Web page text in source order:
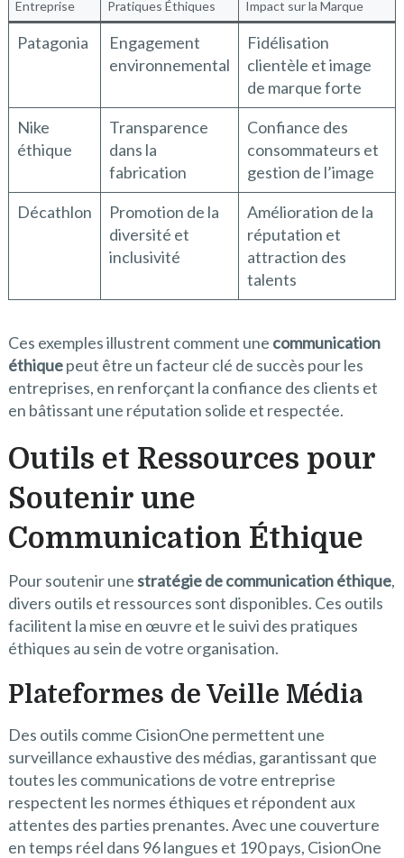
Entreprise Pratiques Éthiques Impact sur la Marque
Patagonia
Engagement
environnemental
Fidélisation
clientèle et image
de marque forte
Nike
éthique
Transparence
dans la
fabrication
Confiance des
consommateurs et
gestion de l’image
Décathlon
Promotion de la
diversité et
inclusivité
Amélioration de la
réputation et
attraction des
talents
Ces exemples illustrent comment une communication
éthiquepeut être un facteur clé de succès pour les
entreprises, en renforçant la confiance des clients et
en bâtissant une réputation solide et respectée.
Outils et Ressources pour
Soutenir une
Communication Éthique
Pour soutenir unestratégie de communication éthique,
divers outils et ressources sont disponibles. Ces outils
facilitent la mise en œuvre et le suivi des pratiques
éthiques au sein de votre organisation.
Plateformes de Veille Média
Des outils comme CisionOne permettent une
surveillance exhaustive des médias, garantissant que
toutes les communications de votre entreprise
respectent les normes éthiques et répondent aux
attentes des parties prenantes. Avec une couverture
en temps réel dans 96 langues et 190 pays, CisionOne